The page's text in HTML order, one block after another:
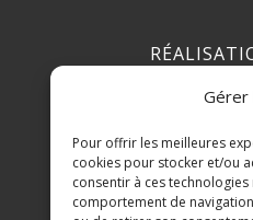
Gérer
Pour offrir les meilleures
cookies pour stocker et/ou
consentir à ces
comportement de